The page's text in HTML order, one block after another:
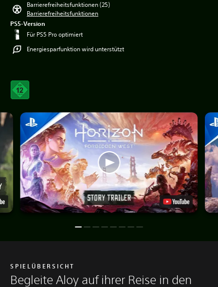
Barrierefreiheitsfunktionen (25)
Barrierefreiheitsfunktionen
PS5-Version
Für PS5 Pro optimiert
Energiesparfunktion wird unterstützt
SPIELÜBERSICHT
Begleite Aloy auf ihrer Reise in den